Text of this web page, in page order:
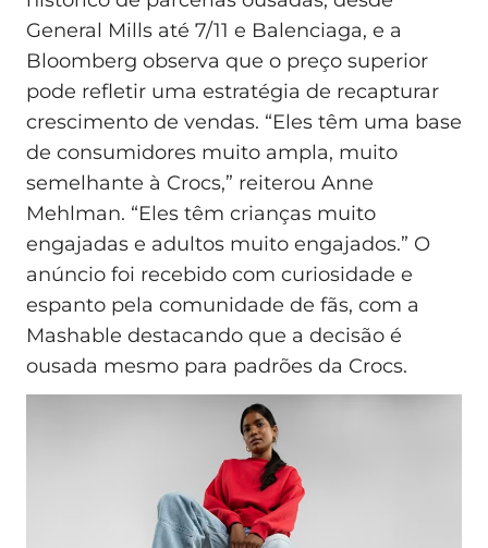
General Mills até 7/11 e Balenciaga, e a
Bloomberg observa que o preço superior
pode refletir uma estratégia de recapturar
crescimento de vendas. “Eles têm uma base
de consumidores muito ampla, muito
semelhante à Crocs,” reiterou Anne
Mehlman. “Eles têm crianças muito
engajadas e adultos muito engajados.” O
anúncio foi recebido com curiosidade e
espanto pela comunidade de fãs, com a
Mashable destacando que a decisão é
ousada mesmo para padrões da Crocs.